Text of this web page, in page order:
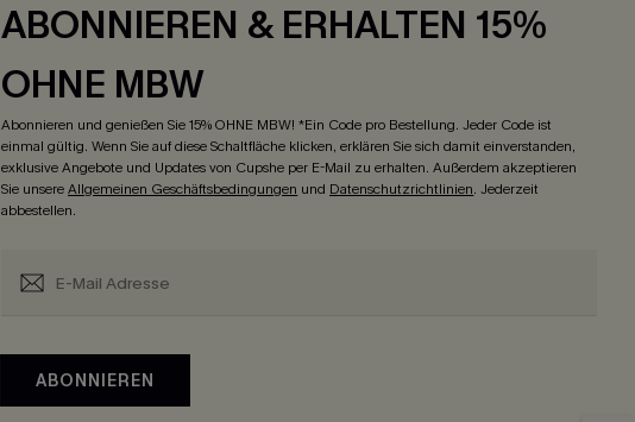
ABONNIEREN & ERHALTEN 15%
OHNE MBW
Abonnieren und genießen Sie 15% OHNE MBW! *Ein Code pro Bestellung. Jeder Code ist
einmal gültig. Wenn Sie auf diese Schaltfläche klicken, erklären Sie sich damit einverstanden,
exklusive Angebote und Updates von Cupshe per E-Mail zu erhalten. Außerdem akzeptieren
Sie unsereAllgemeinen Geschäftsbedingungen und Datenschutzrichtlinien. Jederzeit
abbestellen.
ABONNIEREN